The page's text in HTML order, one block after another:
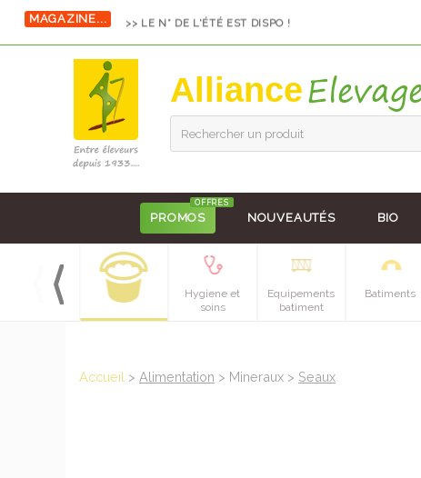
MAGAZINE... >> LE N° DE L'ÉTÉ EST DISPO !
Alliance
Rechercher un produit
PROMOS
OFFRES
NOUVEAUTÉS BIO
Petit materiel
Hygiene et
soins
Equipements
batiment
Batiments
Accueil > Alimentation > Mineraux > Seaux